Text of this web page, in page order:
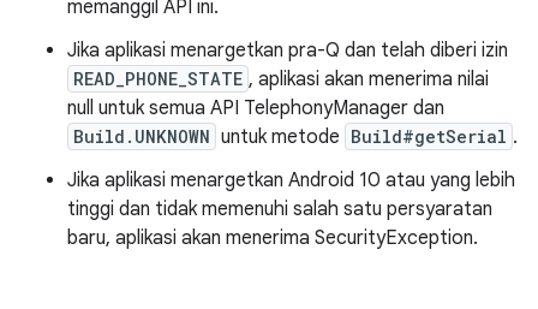
memanggil API ini.
Jika aplikasi menargetkan pra-Q dan telah diberi izin
READ_PHONE_STATE , aplikasi akan menerima nilai
null untuk semua API TelephonyManager dan
Build.UNKNOWN untuk metode Build#getSerial .
Jika aplikasi menargetkan Android 10 atau yang lebih
tinggi dan tidak memenuhi salah satu persyaratan
baru, aplikasi akan menerima SecurityException.